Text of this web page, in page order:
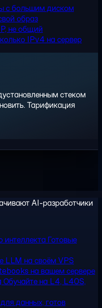
с большим диском
образ
не общий
IPv4 на сервер
стеком
Тарификация
AI-разработчики
интеллектаГотовые
LLM на своём VPS
на вашем сервере
Обучайте на L4, L40S,
данных, готов